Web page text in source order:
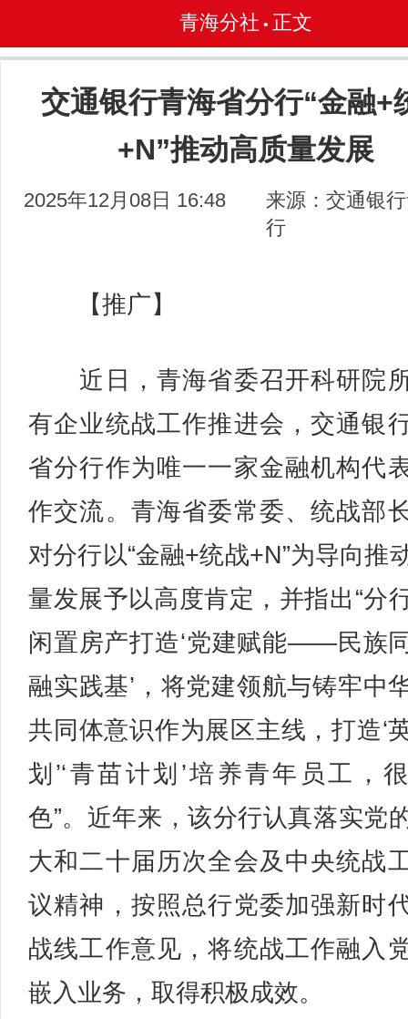
青海分社 • 正文
交通银行青海省分行“金融+
+N”推动高质量发展
2025年12月08日 16:48
来源：交通银
行
【推广】
近日，青海省委召开科研院
有企业统战工作推进会，交通银
省分行作为唯一一家金融机构代
作交流。青海省委常委、统战部
对分行以“金融+统战+N”为导向推
量发展予以高度肯定，并指出“分
闲置房产打造‘党建赋能——民族
融实践基’，将党建领航与铸牢中
共同体意识作为展区主线，打造‘
划’‘青苗计划’培养青年员工，
色”。近年来，该分行认真落实党
大和二十届历次全会及中央统战
议精神，按照总行党委加强新时
战线工作意见，将统战工作融入
嵌入业务，取得积极成效。